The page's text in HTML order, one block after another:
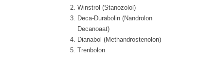
Winstrol (Stanozolol)
Deca-Durabolin (Nandrolon
Decanoaat)
Dianabol (Methandrostenolon)
Trenbolon